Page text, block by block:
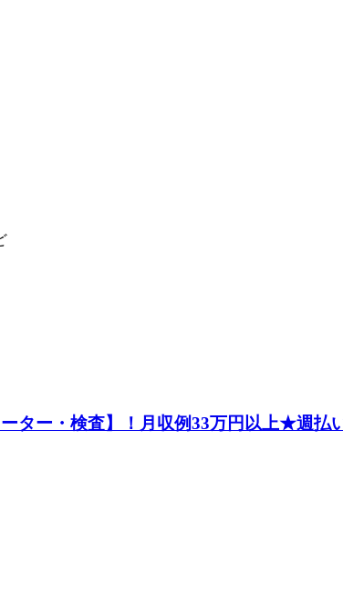
ター・検査】！月収例33万円以上★週払